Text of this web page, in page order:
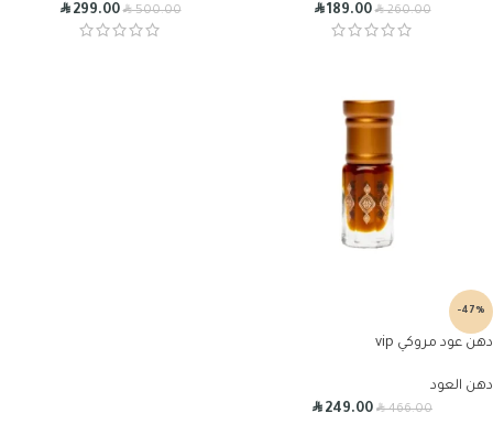
R260.00
R189.00
R500.00
R299.00
-47%
دهن عود مروكي vip
دهن العود
R466.00
R249.00